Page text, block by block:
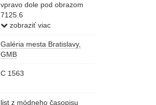
vpravo dole pod obrazom
7125.6
v strede dole Victoria
zobraziť viac
Galéria mesta Bratislavy,
GMB
C 1563
list z módneho časopisu